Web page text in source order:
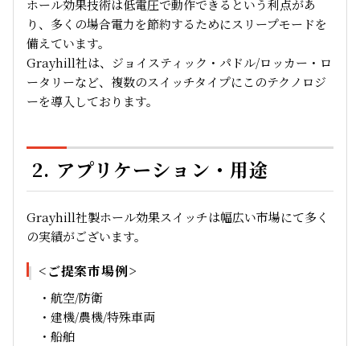
ホール効果技術は低電圧で動作できるという利点があ
り、多くの場合電力を節約するためにスリープモードを
備えています。
Grayhill社は、ジョイスティック・パドル/ロッカー・ロ
ータリーなど、複数のスイッチタイプにこのテクノロジ
ーを導入しております。
2. アプリケーション・用途
Grayhill社製ホール効果スイッチは幅広い市場にて多く
の実績がございます。
<ご提案市場例>
・航空/防衛
・建機/農機/特殊車両
・船舶